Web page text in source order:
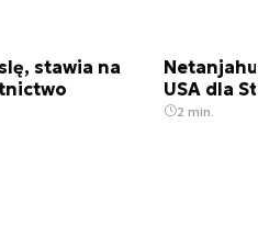
stawia na
USA dla
2 min.